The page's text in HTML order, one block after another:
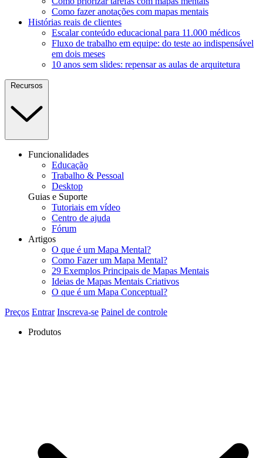
Como fazer anotações com mapas mentais
Histórias reais de clientes
Escalar conteúdo educacional para 11.000 médicos
Fluxo de trabalho em equipe: do teste ao indispensável
em dois meses
10 anos sem slides: repensar as aulas de arquitetura
Recursos
Funcionalidades
Educação
Trabalho & Pessoal
Desktop
Guias e Suporte
Tutoriais em vídeo
Centro de ajuda
Fórum
Artigos
O que é um Mapa Mental?
Como Fazer um Mapa Mental?
29 Exemplos Principais de Mapas Mentais
Ideias de Mapas Mentais Criativos
O que é um Mapa Conceptual?
Preços Entrar Inscreva-se Painel de controle
Produtos